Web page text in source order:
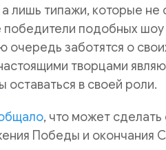
лишь типажи, которые не
победители подобных
заботятся о
творцами
оставаться в своей роли.
, что может
Победы и окончания